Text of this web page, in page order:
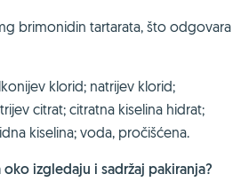
brimonidin tartarata, što odgovara
klorid; natrijev klorid;
citrat; citratna kiselina hidrat;
kiselina; voda, pročišćena.
oko izgledaju i sadržaj pakiranja?